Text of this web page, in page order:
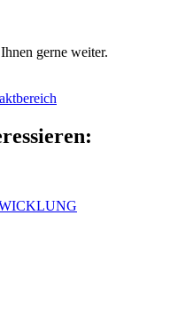
gerne weiter.